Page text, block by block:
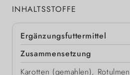
INHALTSSTOFFE
Ergänzungsfuttermittel
Zusammensetzung
Karotten (gemahlen),